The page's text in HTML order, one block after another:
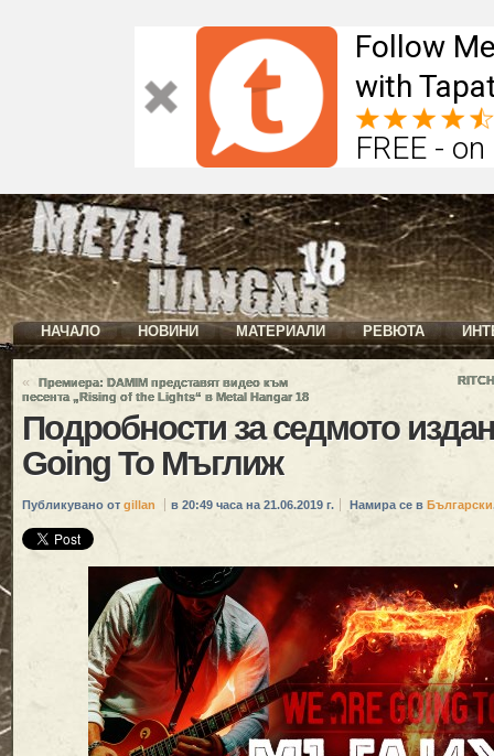
Follow
with
FREE -
НАЧАЛО НОВИНИ МАТЕРИАЛИ РЕВЮТА
«
Прeмиера: DAMIM представят видео към
песента „Rising of the Lights“ в Metal Hangar 18
Подробности за седмото
Going To Мъглиж
Публикувано от gillan в 20:49 часа на 21.06.2019 г. Намира се в Български